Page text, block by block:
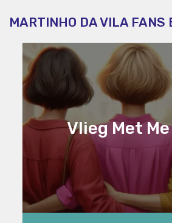
MARTINHO DA VILA FANS
Vlieg Met Me